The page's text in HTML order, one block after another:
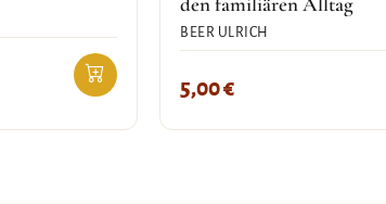
BEER ULRICH
5,00€